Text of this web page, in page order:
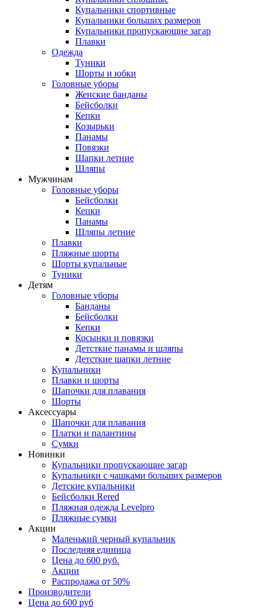
Купальники спортивные
Купальники больших размеров
Купальники пропускающие загар
Плавки
Одежда
Туники
Шорты и юбки
Головные уборы
Женские банданы
Бейсболки
Кепки
Козырьки
Панамы
Повязки
Шапки летние
Шляпы
Мужчинам
Головные уборы
Бейсболки
Кепки
Панамы
Шляпы летние
Плавки
Пляжные шорты
Шорты купальные
Туники
Детям
Головные уборы
Банданы
Бейсболки
Кепки
Косынки и повязки
Детсткие панамы и шляпы
Детсткие шапки летние
Купальники
Плавки и шорты
Шапочки для плавания
Шорты
Аксессуары
Шапочки для плавания
Платки и палантины
Сумки
Новинки
Купальники пропускающие загар
Купальники с чашками больших размеров
Детские купальники
Бейсболки Rered
Пляжная одежда Levelpro
Пляжные сумки
Акции
Маленький черный купальник
Последняя единица
Цена до 600 руб.
Акции
Распродажа от 50%
Производители
Цена до 600 руб